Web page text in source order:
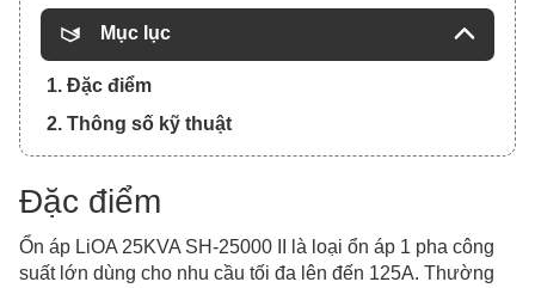
Mục lục
1. Đặc điểm
2. Thông số kỹ thuật
Đặc điểm
Ổn áp LiOA 25KVA SH-25000 II là loại ổn áp 1 pha công
suất lớn dùng cho nhu cầu tối đa lên đến 125A. Thường